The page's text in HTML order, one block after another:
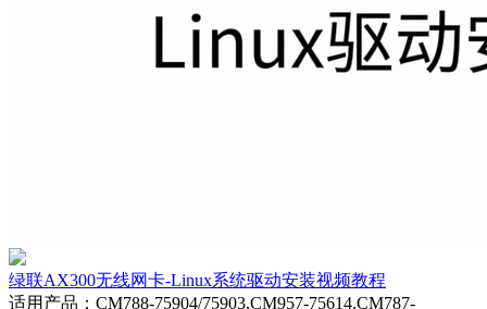
绿联AX300无线网卡-Linux系统驱动安装视频教程
适用产品 ： CM788-75904/75903,CM957-75614,CM787-